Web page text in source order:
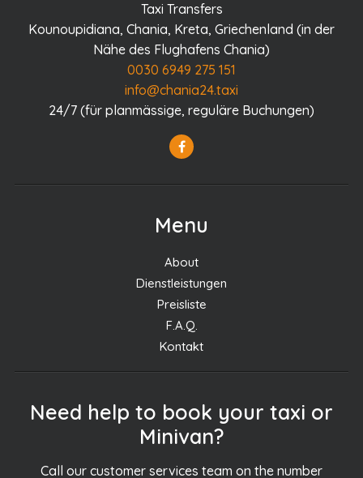
Taxi Transfers
Kounoupidiana, Chania, Kreta, Griechenland (in der
Nähe des Flughafens Chania)
0030 6949 275 151
info@chania24.taxi
24/7 (für planmässige, reguläre Buchungen)
Menu
About
Dienstleistungen
Preisliste
F.A.Q.
Kontakt
Need help to book your taxi or
Minivan?
Call our customer services team on the number